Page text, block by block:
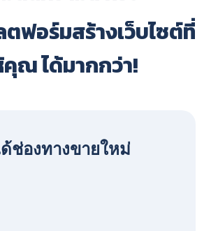
ฟอร์มสร้างเว็บไซต์ที่
คุณ ได้มากกว่า!
ช่องทางขายใหม่